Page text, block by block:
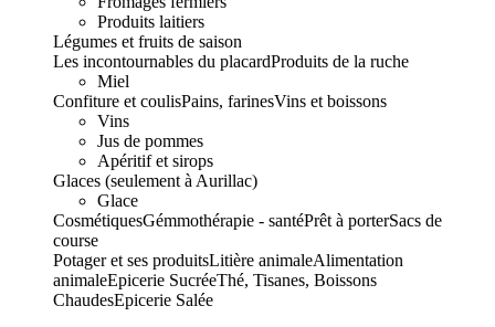
Produits laitiers
Légumes et fruits de saison
Les incontournables du placardProduits de la ruche
Miel
Confiture et coulisPains, farinesVins et boissons
Vins
Jus de pommes
Apéritif et sirops
Glaces (seulement à Aurillac)
Glace
CosmétiquesGémmothérapie - santéPrêt à porterSacs de
course
Potager et ses produitsLitière animaleAlimentation
animaleEpicerie SucréeThé, Tisanes, Boissons
ChaudesEpicerie Salée